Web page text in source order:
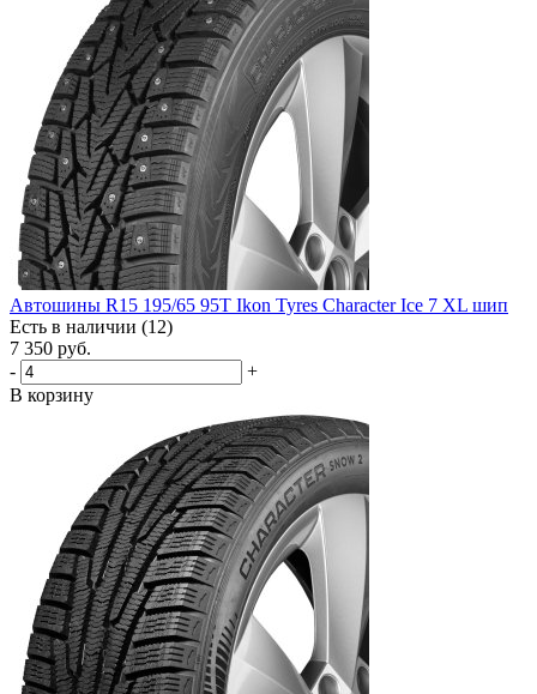
Автошины R15 195/65 95T Ikon Tyres Character Ice 7 XL шип
Есть в наличии (12)
7 350 руб.
-
+
В корзину